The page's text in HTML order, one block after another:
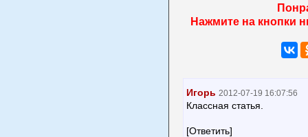
Нажмите на кнопки
Игорь 2012-07-19 16:07:56
Классная статья.
[Ответить]